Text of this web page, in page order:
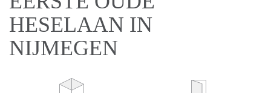
HESELAAN IN
NIJMEGEN